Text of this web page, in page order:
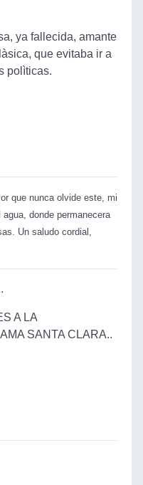
ya fallecida, amante
que evitaba ir a
polìticas.
que nunca olvide este, mi
donde permanecera
Un saludo cordial,
A LA
SANTA CLARA..